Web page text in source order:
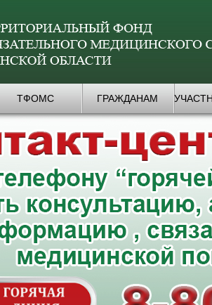
ТФОМС ГРАЖДАНАМ